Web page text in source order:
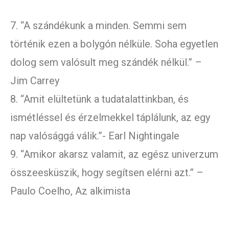
7. “A szándékunk a minden. Semmi sem
történik ezen a bolygón nélküle. Soha egyetlen
dolog sem valósult meg szándék nélkül.” –
Jim Carrey
8. “Amit elültetünk a tudatalattinkban, és
ismétléssel és érzelmekkel táplálunk, az egy
nap valósággá válik.”- Earl Nightingale
9. “Amikor akarsz valamit, az egész univerzum
összeesküszik, hogy segítsen elérni azt.” –
Paulo Coelho, Az alkimista